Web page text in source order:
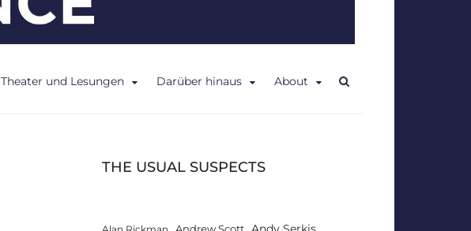
Theater und Lesungen Darüber hinaus About
THE USUAL SUSPECTS
Andy Serkis